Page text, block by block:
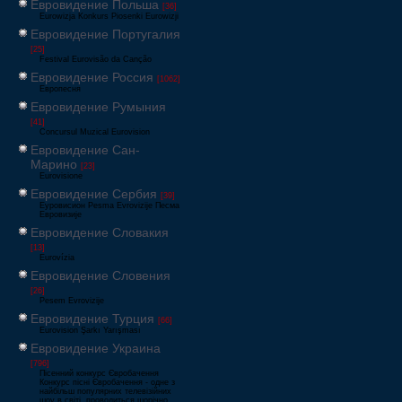
Евровидение Польша [36]
Eurowizja Konkurs Piosenki Eurowizji
Евровидение Португалия
[25]
Festival Eurovisão da Canção
Евровидение Россия [1062]
Европесня
Евровидение Румыния
[41]
Concursul Muzical Eurovision
Евровидение Сан-
Марино [23]
Eurovisione
Евровидение Сербия [39]
Еуровисион Pesma Evrovizije Песма
Евровизије
Евровидение Словакия
[13]
Eurovízia
Евровидение Словения
[26]
Pesem Evrovizije
Евровидение Турция [66]
Eurovision Şarkı Yarışması
Евровидение Украина
[796]
Пісенний конкурс Євробачення
Конкурс пісні Євробачення - одне з
найбільш популярних телевізійних
шоу в світі, проводиться щорічно,